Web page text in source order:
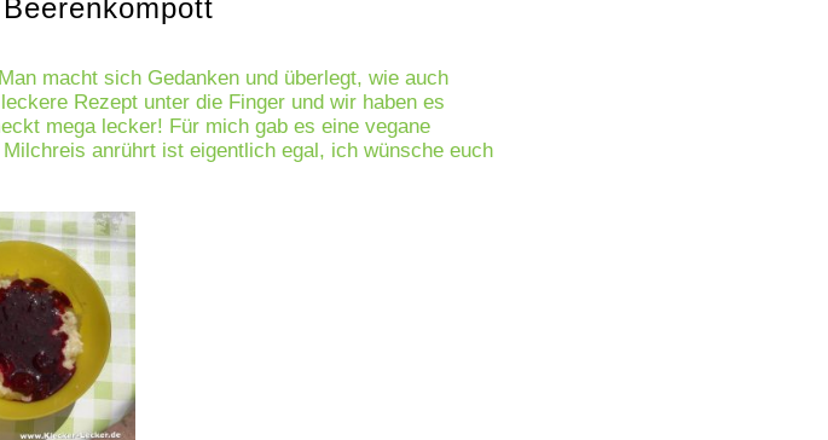
macht sich Gedanken und überlegt, wie auch
Rezept unter die Finger und wir haben es
mega lecker! Für mich gab es eine vegane
anrührt ist eigentlich egal, ich wünsche euch